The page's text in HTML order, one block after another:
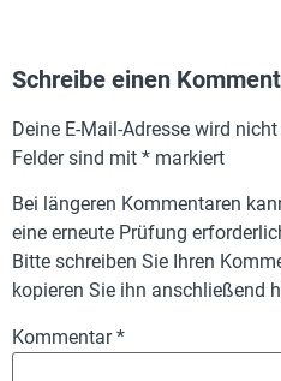
Schreibe einen
Deine E-Mail-Adresse wird
Felder sind mit * markiert
Bei längeren Kommentaren
eine erneute Prüfung
Bitte schreiben Sie Ihren
kopieren Sie ihn anschließend
Kommentar*